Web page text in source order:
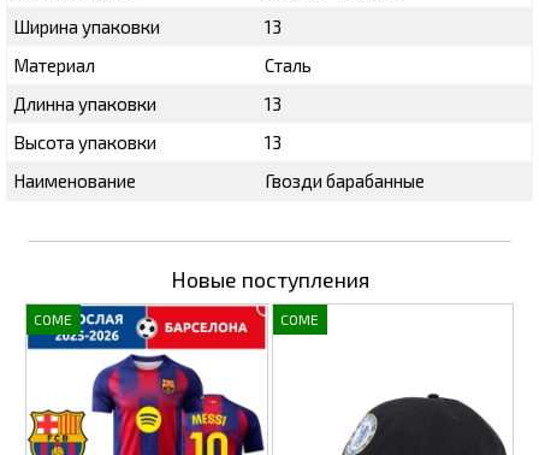
Ширина упаковки
13
Материал
Сталь
Длинна упаковки
13
Высота упаковки
13
Наименование
Гвозди барабанные
Новые поступления
COME COME